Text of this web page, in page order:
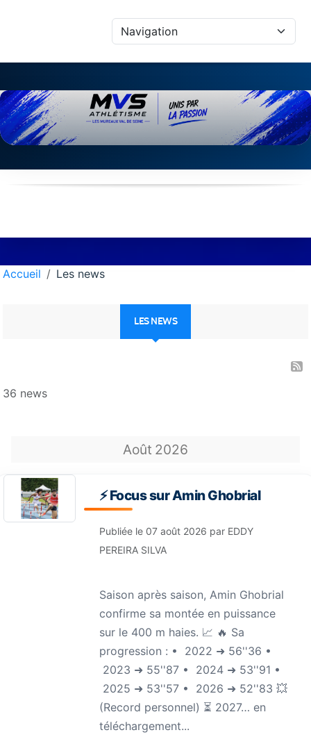
Accueil Les news
LES NEWS
36 news
Août 2026
⚡️ Focus sur Amin Ghobrial
Publiée le 07 août 2026 par EDDY
PEREIRA SILVA
Saison après saison, Amin Ghobrial
confirme sa montée en puissance
sur le 400 m haies. 📈 🔥 Sa
progression : •⁠ ⁠2022 ➜ 56''36 •⁠
⁠2023 ➜ 55''87 •⁠ ⁠2024 ➜ 53''91 •⁠
⁠2025 ➜ 53''57 •⁠ ⁠2026 ➜ 52''83 💥
(Record personnel) ⏳ 2027… en
téléchargement...